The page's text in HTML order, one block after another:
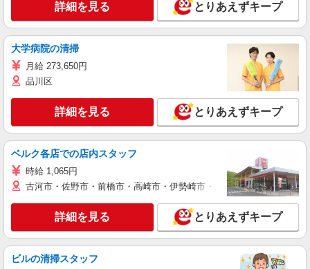
詳細を見る とりあえずキープ
大学病院の清掃
月給 273,650円
品川区
詳細を見る とりあえずキープ
ベルク各店での店内スタッフ
時給 1,065円
古河市・佐野市・前橋市・高崎市・伊勢崎市・太田市・館林市・藤
詳細を見る とりあえずキープ
ビルの清掃スタッフ